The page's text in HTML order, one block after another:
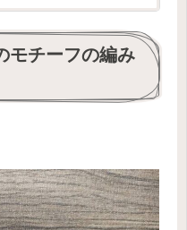
チーフの編み